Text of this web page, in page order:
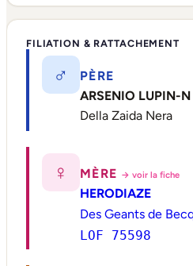
FILIATION & RATTACHEMENT
♂
PÈRE
ARSENIO LUPIN-N
Della Zaida Nera
♀ MÈRE → voir la fiche
HERODIAZE
Des Geants de
LOF 75598